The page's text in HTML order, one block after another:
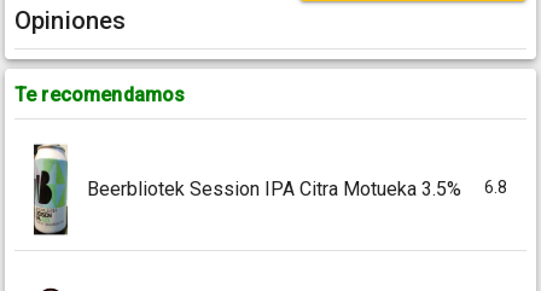
Opiniones
Te recomendamos
Beerbliotek Session IPA Citra Motueka 3.5% 6.8